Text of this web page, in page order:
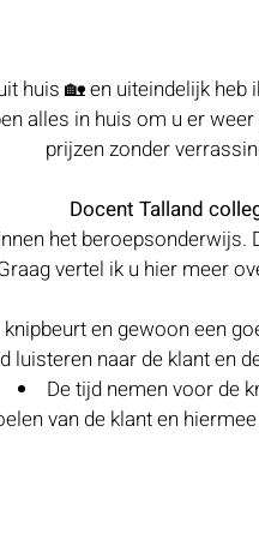
huis 🏡 en uiteindelijk
alles in huis om u er
prijzen zonder
Docent Talland
het
vertel ik u hier meer
en gewoon een
luisteren naar de klant en
De tijd nemen voor de
van de klant en